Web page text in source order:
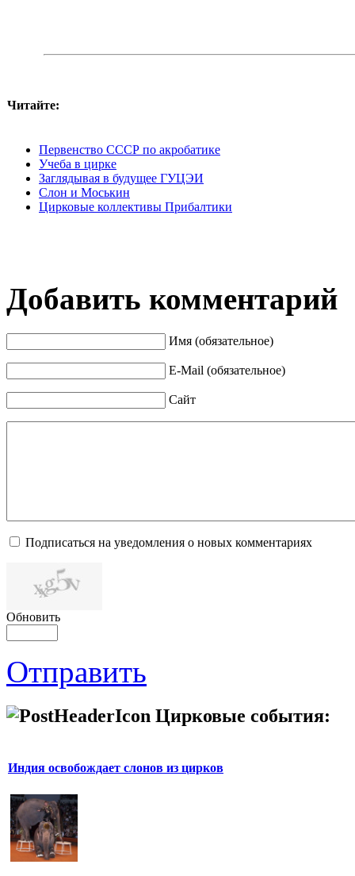
Читайте:
Первенство СССР по акробатике
Учеба в цирке
Заглядывая в будущее ГУЦЭИ
Слон и Моськин
Цирковые коллективы Прибалтики
Добавить комментарий
Имя (обязательное)
E-Mail (обязательное)
Сайт
Подписаться на уведомления о новых комментариях
Обновить
Отправить
Цирковые события:
Индия освобождает слонов из цирков